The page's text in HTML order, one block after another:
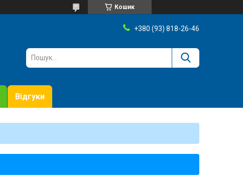
Кошик
+380 (93) 818-26-46
Відгуки